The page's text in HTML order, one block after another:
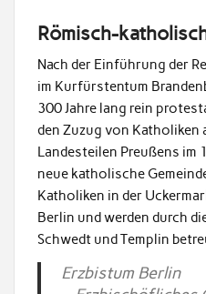
Römisch-
Nach der Einführung der
im Kurfürstentum
300 Jahre lang rein
den Zuzug von
Landesteilen Preußens im
neue katholische
Katholiken in der
Berlin und werden durch
Schwedt und Templin
Erzbistum Berlin